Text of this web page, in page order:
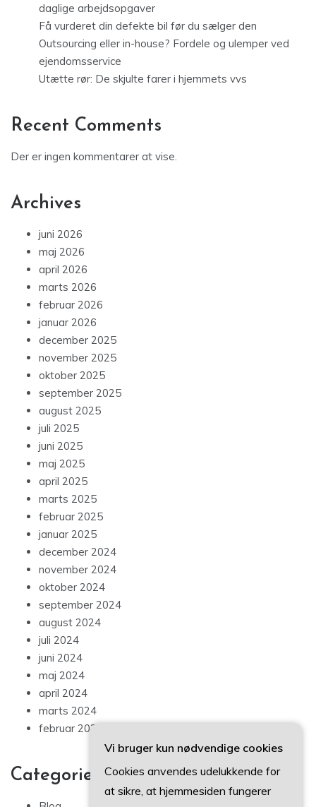
daglige arbejdsopgaver
Få vurderet din defekte bil før du sælger den
Outsourcing eller in-house? Fordele og ulemper ved
ejendomsservice
Utætte rør: De skjulte farer i hjemmets vvs
Recent Comments
Der er ingen kommentarer at vise.
Archives
juni 2026
maj 2026
april 2026
marts 2026
februar 2026
januar 2026
december 2025
november 2025
oktober 2025
september 2025
august 2025
juli 2025
juni 2025
maj 2025
april 2025
marts 2025
februar 2025
januar 2025
december 2024
november 2024
oktober 2024
september 2024
august 2024
juli 2024
juni 2024
maj 2024
april 2024
marts 2024
februar 2024
Categories
Vi bruger kun nødvendige cookies
Cookies anvendes udelukkende for
at sikre, at hjemmesiden fungerer